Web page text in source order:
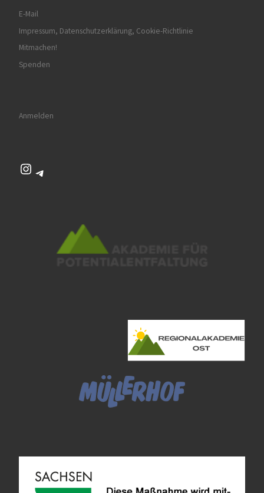
E-Mail
Impressum, Datenschutzerklärung, Cookie-Richtlinie
Mitmachen!
Spenden
Anmelden
Instagram
Telegram